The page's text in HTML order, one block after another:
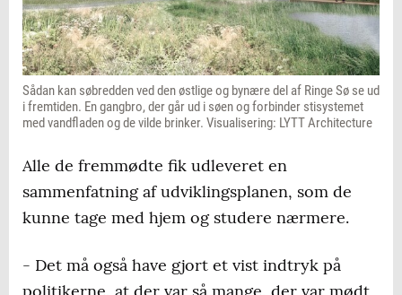
Sådan kan søbredden ved den østlige og bynære del af Ringe Sø se ud
i fremtiden. En gangbro, der går ud i søen og forbinder stisystemet
med vandfladen og de vilde brinker. Visualisering: LYTT Architecture
Alle de fremmødte fik udleveret en
sammenfatning af udviklingsplanen, som de
kunne tage med hjem og studere nærmere.
- Det må også have gjort et vist indtryk på